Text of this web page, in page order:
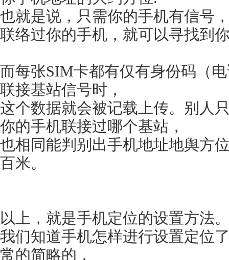
也就是说，只需你的手机有信号
联络过你的手机，就可以寻找到
而每张SIM卡都有仅有身份码（
联接基站信号时，
这个数据就会被记载上传。别人
你的手机联接过哪个基站，
也相同能判别出手机地址地舆方
百米。
以上，就是手机定位的设置方法
我们知道手机怎样进行设置定位
常的简略的，